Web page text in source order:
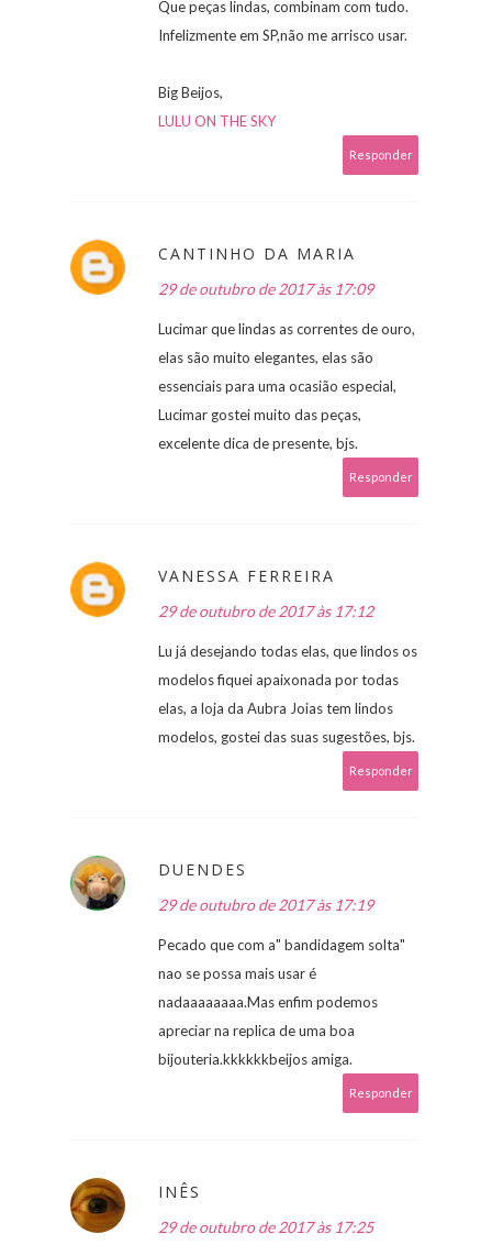
Que peças lindas, combinam com tudo.
Infelizmente em SP,não me arrisco usar.
Big Beijos,
LULU ON THE SKY
Responder
CANTINHO DA MARIA
29 de outubro de 2017 às 17:09
Lucimar que lindas as correntes de ouro,
elas são muito elegantes, elas são
essenciais para uma ocasião especial,
Lucimar gostei muito das peças,
excelente dica de presente, bjs.
Responder
VANESSA FERREIRA
29 de outubro de 2017 às 17:12
Lu já desejando todas elas, que lindos os
modelos fiquei apaixonada por todas
elas, a loja da Aubra Joias tem lindos
modelos, gostei das suas sugestões, bjs.
Responder
DUENDES
29 de outubro de 2017 às 17:19
Pecado que com a" bandidagem solta"
nao se possa mais usar é
nadaaaaaaaa.Mas enfim podemos
apreciar na replica de uma boa
bijouteria.kkkkkkbeijos amiga.
Responder
INÊS
29 de outubro de 2017 às 17:25